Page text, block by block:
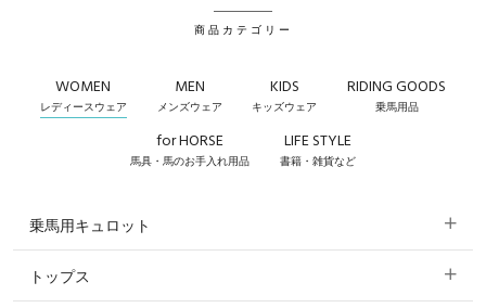
商品カテゴリー
WOMEN
レディースウェア
MEN
メンズウェア
KIDS
キッズウェア
RIDING GOODS
乗馬用品
for HORSE
馬具・馬のお手入れ用品
LIFE STYLE
書籍・雑貨など
乗馬用キュロット
すべてのキュロット
トップス